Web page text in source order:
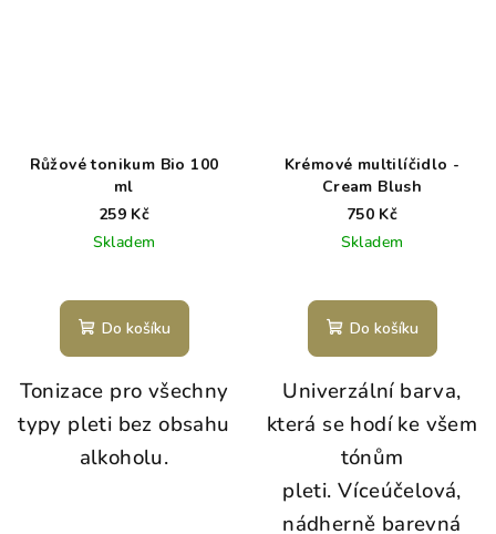
Růžové tonikum Bio 100
ml
259 Kč
Skladem
Do košíku
Tonizace pro všechny
typy pleti bez obsahu
alkoholu.
Krémové multilíčidlo -
Cream Blush
750 Kč
Skladem
Do košíku
Univerzální barva,
která se hodí ke všem
tónům
pleti. Víceúčelová,
nádherně barevná